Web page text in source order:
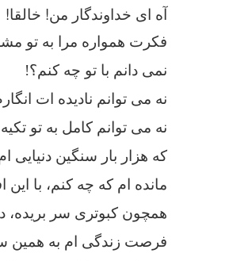
آه ای خداوندگار من! خالقا!
فکرت همواره مرا به تو
نمی دانم با تو چه کنم؟!
نه می توانم نادیده ات
نه می توانم کامل به تو
که هزار بار سنگین
مانده ام که چه کنم، با این
همچون کبوتری سر بریده،
فرصت زندگی ام به همین